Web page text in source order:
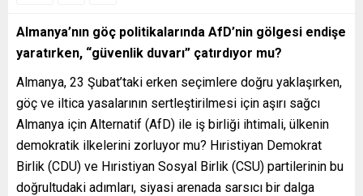
Almanya’nın göç politikalarında AfD’nin gölgesi endişe
yaratırken, “güvenlik duvarı” çatırdıyor mu?
Almanya, 23 Şubat’taki erken seçimlere doğru yaklaşırken,
göç ve iltica yasalarının sertleştirilmesi için aşırı sağcı
Almanya için Alternatif (AfD) ile iş birliği ihtimali, ülkenin
demokratik ilkelerini zorluyor mu? Hıristiyan Demokrat
Birlik (CDU) ve Hıristiyan Sosyal Birlik (CSU) partilerinin bu
doğrultudaki adımları, siyasi arenada sarsıcı bir dalga